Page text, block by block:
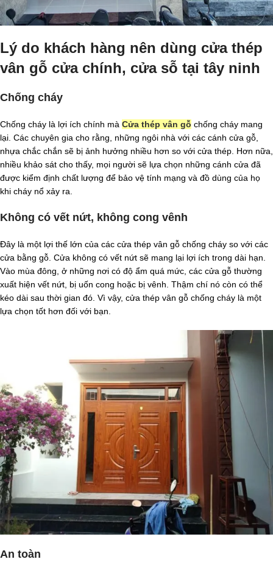
Lý do khách hàng nên dùng cửa thép
vân gỗ cửa chính, cửa sỗ tại tây ninh
Chống cháy
Chống cháy là lợi ích chính mà Cửa thép vân gỗ chống cháy mang
lại. Các chuyên gia cho rằng, những ngôi nhà với các cánh cửa gỗ,
nhựa chắc chắn sẽ bị ảnh hưởng nhiều hơn so với cửa thép. Hơn nữa,
nhiều khảo sát cho thấy, mọi người sẽ lựa chọn những cánh cửa đã
được kiểm định chất lượng để bảo vệ tính mạng và đồ dùng của họ
khi cháy nổ xảy ra.
Không có vết nứt, không cong vênh
Đây là một lợi thế lớn của các cửa thép vân gỗ chống cháy so với các
cửa bằng gỗ. Cửa không có vết nứt sẽ mang lại lợi ích trong dài hạn.
Vào mùa đông, ở những nơi có độ ẩm quá mức, các cửa gỗ thường
xuất hiện vết nứt, bị uốn cong hoặc bị vênh. Thậm chí nó còn có thể
kéo dài sau thời gian đó. Vì vậy, cửa thép vân gỗ chống cháy là một
lựa chọn tốt hơn đối với bạn.
An toàn